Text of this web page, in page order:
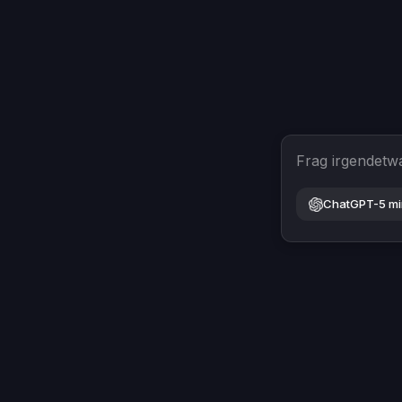
Frag
ChatGPT-5